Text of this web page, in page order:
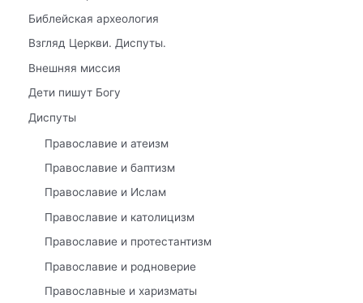
Библейская археология
Взгляд Церкви. Диспуты.
Внешняя миссия
Дети пишут Богу
Диспуты
Православие и атеизм
Православие и баптизм
Православие и Ислам
Православие и католицизм
Православие и протестантизм
Православие и родноверие
Православные и харизматы